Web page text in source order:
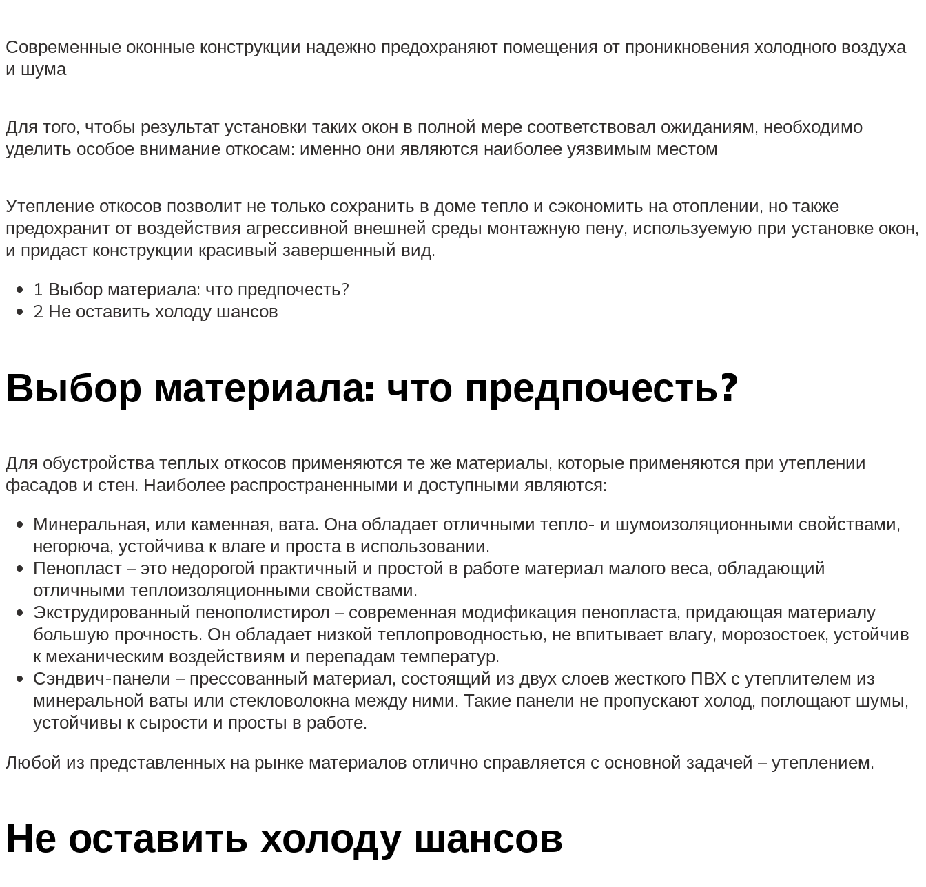
Современные оконные конструкции надежно предохраняют помещения от проникновения холодного воздуха
и шума
Для того, чтобы результат установки таких окон в полной мере соответствовал ожиданиям, необходимо
уделить особое внимание откосам: именно они являются наиболее уязвимым местом
Утепление откосов позволит не только сохранить в доме тепло и сэкономить на отоплении, но также
предохранит от воздействия агрессивной внешней среды монтажную пену, используемую при установке окон,
и придаст конструкции красивый завершенный вид.
1 Выбор материала: что предпочесть?
2 Не оставить холоду шансов
Выбор материала: что предпочесть?
Для обустройства теплых откосов применяются те же материалы, которые применяются при утеплении
фасадов и стен. Наиболее распространенными и доступными являются:
Минеральная, или каменная, вата. Она обладает отличными тепло- и шумоизоляционными свойствами,
негорюча, устойчива к влаге и проста в использовании.
Пенопласт – это недорогой практичный и простой в работе материал малого веса, обладающий
отличными теплоизоляционными свойствами.
Экструдированный пенополистирол – современная модификация пенопласта, придающая материалу
большую прочность. Он обладает низкой теплопроводностью, не впитывает влагу, морозостоек, устойчив
к механическим воздействиям и перепадам температур.
Сэндвич-панели – прессованный материал, состоящий из двух слоев жесткого ПВХ с утеплителем из
минеральной ваты или стекловолокна между ними. Такие панели не пропускают холод, поглощают шумы,
устойчивы к сырости и просты в работе.
Любой из представленных на рынке материалов отлично справляется с основной задачей – утеплением.
Не оставить холоду шансов